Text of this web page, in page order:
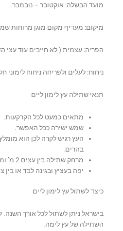
מועד הבשלה: אוקטובר – נובמבר.
מיקום: מעדיף מקום מוגן מרוחות
הפריה: עצמית ( לא חייבים עוד עצי
ניחוח: לעלים ולפריחה ניחוח לימוני
תנאי שתילה עץ לימון ליים
מתאים כמעט לכל הקרקעות.
שמש ישירה ככל האפשר.
העץ רגיש לקרה לכן הוא
בהרים.
מרחק שתילה בין עצים 2 מ’ ומעלה.
יפה בעציץ ובגינה לבד או
כיצד לשתול עץ לימון ליים
בישראל ניתן לשתול לכל אורך
השתילה של עץ לימה.